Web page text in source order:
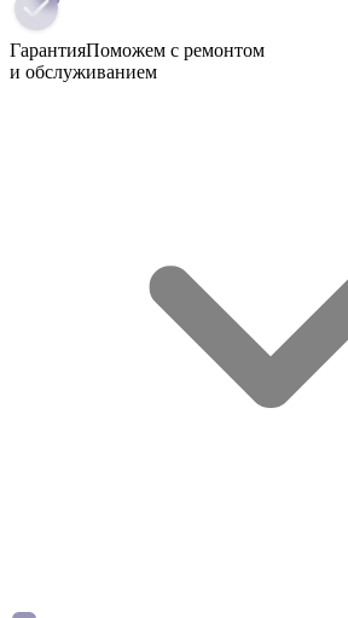
ГарантияПоможем с ремонтом
и обслуживанием